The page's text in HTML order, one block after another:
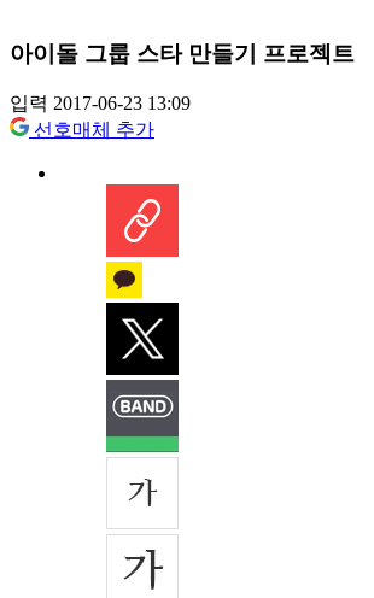
아이돌 그룹 스타 만들기 프로젝트
입력 2017-06-23 13:09
선호매체 추가